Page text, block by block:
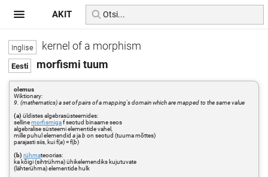
kernel of a morphism
morfismi tuum
olemus
Wiktionary:
9. (mathematics) a set of pairs of a mapping's domain which are mapped to the same value
(a) üldistes algebrasüsteemides:
sellinemorfismigaf seotud binaarne seos
algebralise süsteemi elementide vahel,
mille puhul elemendidajab on seotud (tuuma mõttes)
parajasti siis, kui f(a) = f(b)
(b) rühmateoorias:
ka kõigi (sihtrühma) ühikelemendiks kujutuvate
(lähterühma) elementide hulk
AKIT